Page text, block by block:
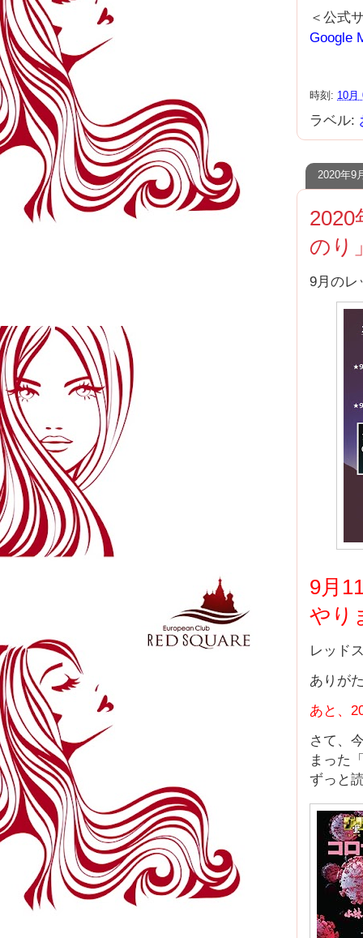
＜公式
Google
時刻: 10月
ラベル:
2020年9
のり
9月のレ
9月
やり
レッド
ありが
あと、
さて、
まった
ずっと